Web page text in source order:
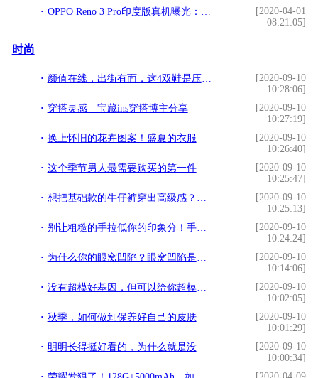
OPPO Reno 3 Pro印度版真机曝光：全球首款44MP自拍手机
[2020-04-01
08:21:05]
时尚
颜值在线，出街有面，这4双鞋是压马路的首选
[2020-09-10
10:28:06]
穿搭灵感—宝藏ins穿搭博主分享
[2020-09-10
10:27:19]
换上怀旧的花卉图案！盛夏的衣服和连身裤
[2020-09-10
10:26:40]
这个季节男人最需要购买的第一件单品是？
[2020-09-10
10:25:47]
想把基础款的牛仔裤穿出高级感？看看法国女人怎么穿，超时髦
[2020-09-10
10:25:13]
别让粗糙的手拉低你的印象分！手模们都是这样保护手
[2020-09-10
10:24:24]
为什么你的眼窝凹陷？眼窝凹陷是有原因的
[2020-09-10
10:14:06]
没有超模好基因，但可以给你超模的完美腿型
[2020-09-10
10:02:05]
秋季，如何做到保养好自己的皮肤呢？做好这几点，让皮肤变得白嫩
[2020-09-10
10:01:29]
明明长得挺好看的，为什么就是没气质——体态篇
[2020-09-10
10:00:34]